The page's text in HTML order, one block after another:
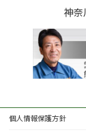
神奈
個人情報保護方針